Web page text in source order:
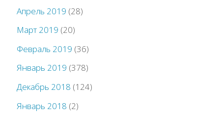
Апрель 2019 (28)
Март 2019 (20)
Февраль 2019 (36)
Январь 2019 (378)
Декабрь 2018 (124)
Январь 2018 (2)